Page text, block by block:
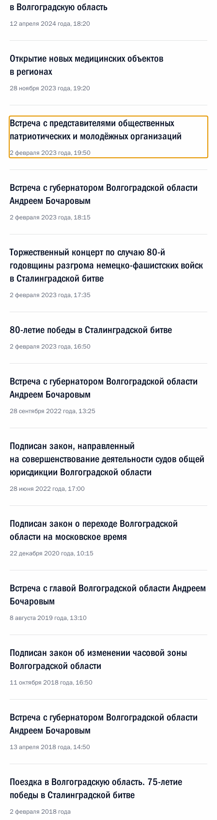
в Волгоградскую область
12 апреля 2024 года, 18:20
Открытие новых медицинских объектов
в регионах
28 ноября 2023 года, 19:20
Встреча с представителями общественных
патриотических и молодёжных организаций
2 февраля 2023 года, 19:50
Встреча с губернатором Волгоградской области
Андреем Бочаровым
2 февраля 2023 года, 18:15
Торжественный концерт по случаю 80-й
годовщины разгрома немецко-фашистских войск
в Сталинградской битве
2 февраля 2023 года, 17:35
80-летие победы в Сталинградской битве
2 февраля 2023 года, 16:50
Встреча с губернатором Волгоградской области
Андреем Бочаровым
28 сентября 2022 года, 13:25
Подписан закон, направленный
на совершенствование деятельности судов общей
юрисдикции Волгоградской области
28 июня 2022 года, 17:00
Подписан закон о переходе Волгоградской
области на московское время
22 декабря 2020 года, 10:15
Встреча с главой Волгоградской области Андреем
Бочаровым
8 августа 2019 года, 13:10
Подписан закон об изменении часовой зоны
Волгоградской области
11 октября 2018 года, 16:50
Встреча с губернатором Волгоградской области
Андреем Бочаровым
13 апреля 2018 года, 14:50
Поездка в Волгоградскую область. 75-летие
победы в Сталинградской битве
2 февраля 2018 года